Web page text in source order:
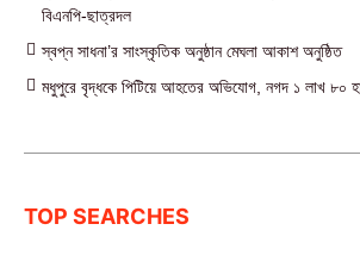
বিএনপি-ছাত্রদল
স্বপ্ন সাধনা’র সাংস্কৃতিক অনুষ্ঠান মেঘলা আকাশ অনুষ্ঠিত
মধুপুরে বৃদ্ধকে পিটিয়ে আহতের অভিযোগ, নগদ ১ লাখ ৮০
TOP SEARCHES